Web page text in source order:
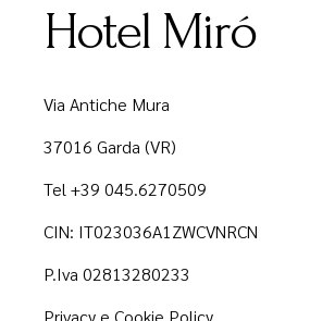
Hotel Miró
Via Antiche Mura
37016 Garda (VR)
Tel +39 045.6270509
CIN: IT023036A1ZWCVNRCN
P.Iva 02813280233